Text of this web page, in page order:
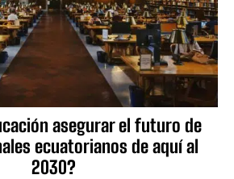
asegurar el futuro de
ecuatorianos de aquí al
2030?